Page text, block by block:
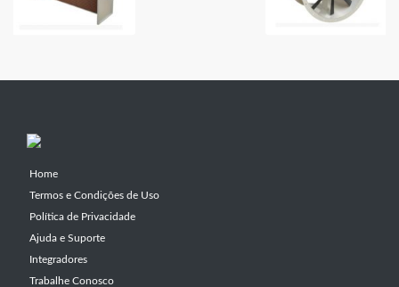
Home
Termos e Condições de Uso
Política de Privacidade
Ajuda e Suporte
Integradores
Trabalhe Conosco